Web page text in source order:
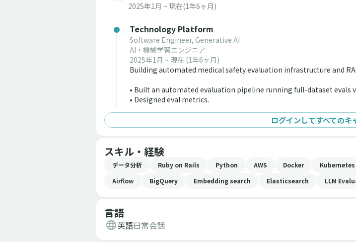
2025年1月 ~ 現在(1年6ヶ月)
Technology Platform
Software Engineer, Generative AI
AI・機械学習エンジニア
2025年1月 ~ 現在 (1年6ヶ月)
Building automated medical safety evaluation infrastructure and
• Built an automated evaluation pipeline running full-dataset evals
• Designed eval metrics.
ログインしてすべてのキ
スキル・経験
データ分析 Ruby on Rails Python AWS Docker Kubernetes
Airflow
BigQuery Embedding search Elasticsearch LLM
言語
英語日常会話